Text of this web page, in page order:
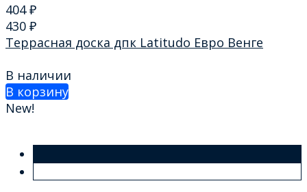
404₽
430 ₽
Террасная доска дпк Latitudo Евро Венге
В наличии
В корзину
New!